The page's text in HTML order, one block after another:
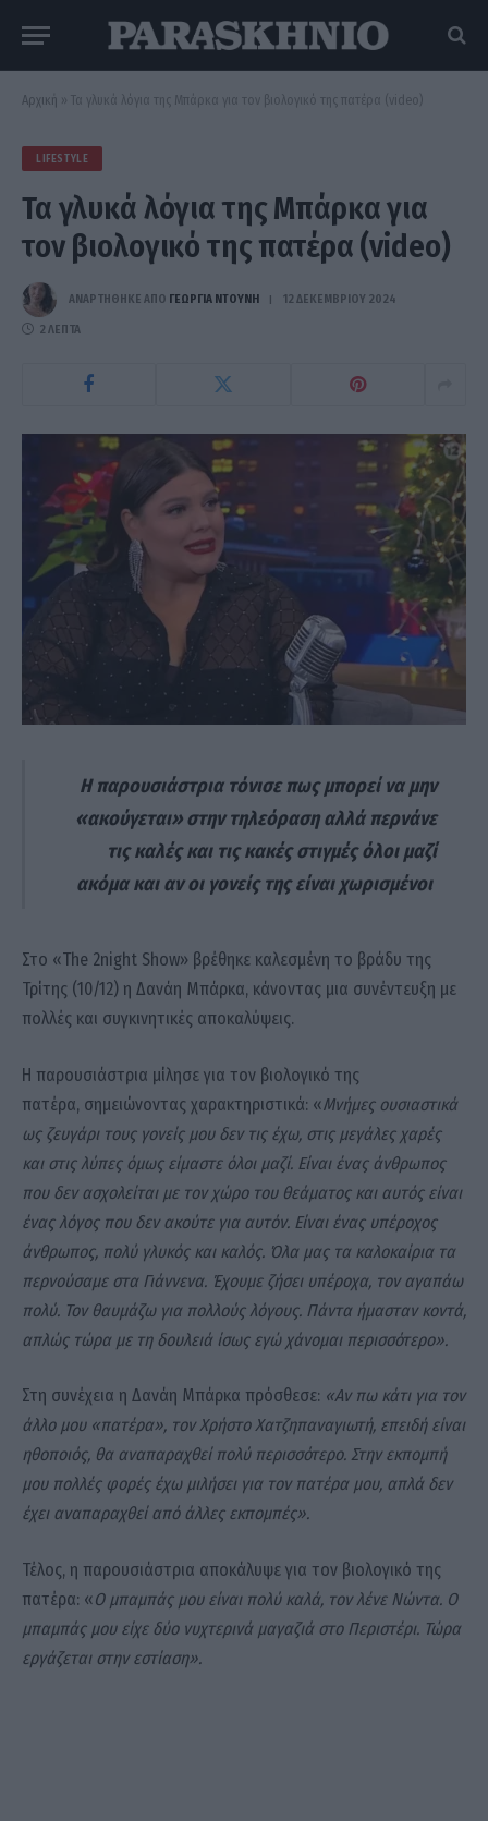
Αρχική » Τα γλυκά λόγια της Μπάρκα για τον βιολογικό της πατέρα (video)
LIFESTYLE
Τα γλυκά λόγια της Μπάρκα για
τον βιολογικό της πατέρα (video)
ΑΝΑΡΤΗΘΗΚΕ ΑΠΟ ΓΕΩΡΓΊΑ ΝΤΟΎΝΗ 12 ΔΕΚΕΜΒΡΊΟΥ 2024
2 ΛΕΠΤΆ
Η παρουσιάστρια τόνισε πως μπορεί να μην
«ακούγεται» στην τηλεόραση αλλά περνάνε
τις καλές και τις κακές στιγμές όλοι μαζί
ακόμα και αν οι γονείς της είναι χωρισμένοι
Στο «The 2night Show» βρέθηκε καλεσμένη το βράδυ της
Τρίτης (10/12) η Δανάη Μπάρκα, κάνοντας μια συνέντευξη με
πολλές και συγκινητικές αποκαλύψεις.
Η παρουσιάστρια μίλησε για τον βιολογικό της
πατέρα, σημειώνοντας χαρακτηριστικά: «Μνήμες ουσιαστικά
ως ζευγάρι τους γονείς μου δεν τις έχω, στις μεγάλες χαρές
και στις λύπες όμως είμαστε όλοι μαζί. Είναι ένας άνθρωπος
που δεν ασχολείται με τον χώρο του θεάματος και αυτός είναι
ένας λόγος που δεν ακούτε για αυτόν. Είναι ένας υπέροχος
άνθρωπος, πολύ γλυκός και καλός. Όλα μας τα καλοκαίρια τα
περνούσαμε στα Γιάννενα. Έχουμε ζήσει υπέροχα, τον αγαπάω
πολύ. Τον θαυμάζω για πολλούς λόγους. Πάντα ήμασταν κοντά,
απλώς τώρα με τη δουλειά ίσως εγώ χάνομαι περισσότερο».
Στη συνέχεια η Δανάη Μπάρκα πρόσθεσε: «Αν πω κάτι για τον
άλλο μου «πατέρα», τον Χρήστο Χατζηπαναγιωτή, επειδή είναι
ηθοποιός, θα αναπαραχθεί πολύ περισσότερο. Στην εκπομπή
μου πολλές φορές έχω μιλήσει για τον πατέρα μου, απλά δεν
έχει αναπαραχθεί από άλλες εκπομπές».
Τέλος, η παρουσιάστρια αποκάλυψε για τον βιολογικό της
πατέρα: «Ο μπαμπάς μου είναι πολύ καλά, τον λένε Νώντα. Ο
μπαμπάς μου είχε δύο νυχτερινά μαγαζιά στο Περιστέρι. Τώρα
εργάζεται στην εστίαση».